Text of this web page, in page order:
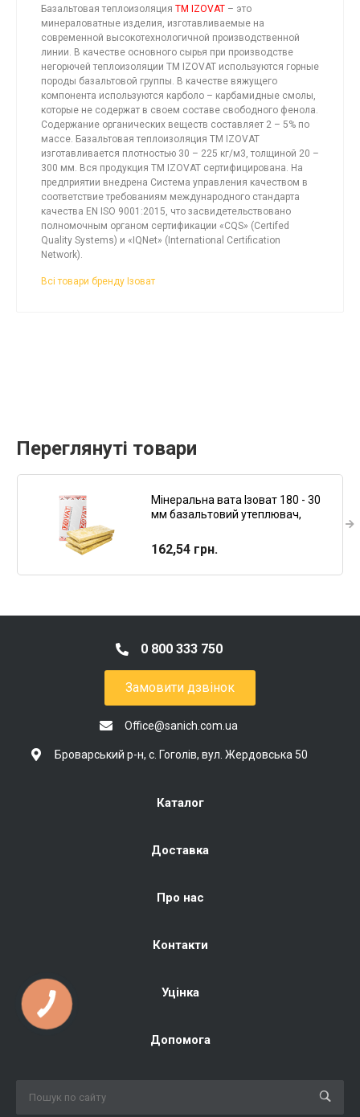
Базальтовая теплоизоляция TM IZOVAT – это
минераловатные изделия, изготавливаемые на
современной высокотехнологичной производственной
линии. В качестве основного сырья при производстве
негорючей теплоизоляции TM IZOVAT используются горные
породы базальтовой группы. В качестве вяжущего
компонента используются карболо – карбамидные смолы,
которые не содержат в своем составе свободного фенола.
Содержание органических веществ составляет 2 – 5% по
массе. Базальтовая теплоизоляция ТМ IZOVAT
изготавливается плотностью 30 – 225 кг/м3, толщиной 20 –
300 мм. Вся продукция ТМ IZOVAT сертифицирована. На
предприятии внедрена Система управления качеством в
соответствие требованиям международного стандарта
качества EN ISO 9001:2015, что засвидетельствовано
полномочным органом сертификации «CQS» (Certifed
Quality Systems) и «IQNet» (International Certification
Network).
Всі товари бренду Ізоват
Переглянуті товари
Мінеральна вата Ізоват 180 - 30
мм базальтовий утеплювач,
162,54 грн.
0 800 333 750
Замовити дзвінок
Office@sanich.com.ua
Броварський р-н, с. Гоголів, вул. Жердовська 50
Каталог
Доставка
Про нас
Контакти
Уцінка
Допомога